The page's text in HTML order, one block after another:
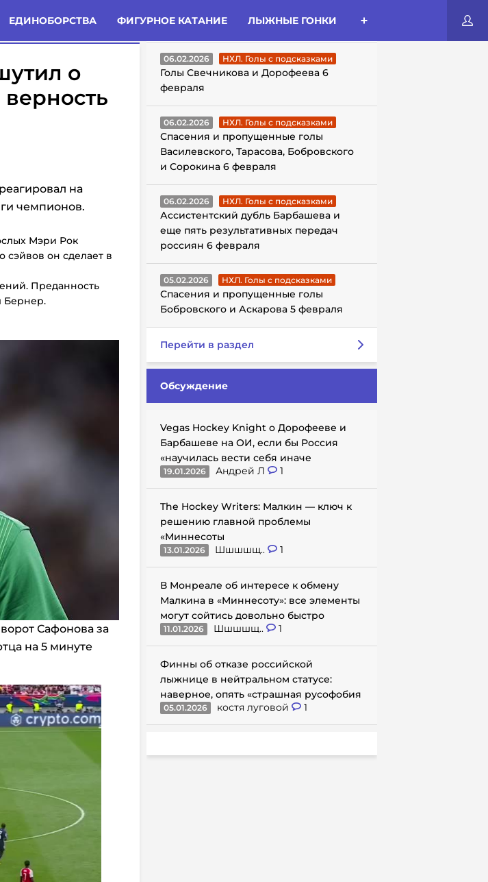
ЕДИНОБОРСТВА ФИГУРНОЕ КАТАНИЕ ЛЫЖНЫЕ ГОНКИ
о
на
чемпионов.
Мэри Рок
сэйвов он сделает в
Преданность
Бернер.
Сафонова за
на 5 минуте
ГОЛЫ С ПОДСКАЗКАМИ
06.02.2026 НХЛ. Голы с подсказками
Голы Свечникова и Дорофеева 6
февраля
06.02.2026 НХЛ. Голы с подсказками
Спасения и пропущенные голы
Василевского, Тарасова, Бобровского
и Сорокина 6 февраля
06.02.2026 НХЛ. Голы с подсказками
Ассистентский дубль Барбашева и
еще пять результативных передач
россиян 6 февраля
05.02.2026 НХЛ. Голы с подсказками
Спасения и пропущенные голы
Бобровского и Аскарова 5 февраля
Перейти в раздел
Обсуждение
Vegas Hockey Knight о Дорофееве и
Барбашеве на ОИ, если бы Россия
«научилась вести себя иначе
19.01.2026 Андрей Л 1
The Hockey Writers: Малкин — ключ к
решению главной проблемы
«Миннесоты
13.01.2026 Шшшшщ.. 1
В Монреале об интересе к обмену
Малкина в «Миннесоту»: все элементы
могут сойтись довольно быстро
11.01.2026 Шшшшщ.. 1
Финны об отказе российской
лыжнице в нейтральном статусе:
наверное, опять «страшная русофобия
05.01.2026 костя луговой 1